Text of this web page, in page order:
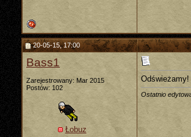
20-05-15, 17:00
Bass1
Zarejestrowany: Mar 2015
Postów: 102
Łobuz
Odświeżamy!
Ostatnio